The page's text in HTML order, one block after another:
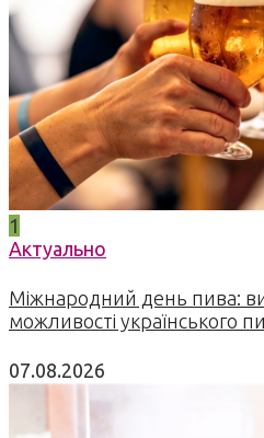
1
Актуально
Міжнародний день пива:
можливості українського
07.08.2026